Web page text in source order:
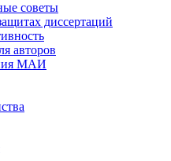
советы
диссертаций
авторов
МАИ